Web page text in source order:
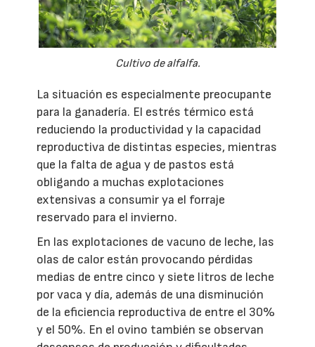
Cultivo de alfalfa.
La situación es especialmente preocupante
para la ganadería. El estrés térmico está
reduciendo la productividad y la capacidad
reproductiva de distintas especies, mientras
que la falta de agua y de pastos está
obligando a muchas explotaciones
extensivas a consumir ya el forraje
reservado para el invierno.
En las explotaciones de vacuno de leche, las
olas de calor están provocando pérdidas
medias de entre cinco y siete litros de leche
por vaca y día, además de una disminución
de la eficiencia reproductiva de entre el 30%
y el 50%. En el ovino también se observan